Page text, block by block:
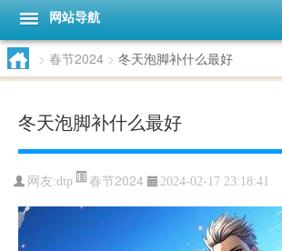
网站导航
> 春节2024 > 冬天泡脚补什么最好
冬天泡脚补什么最好
网友:dtp 春节2024 2024-02-17 23:18:41